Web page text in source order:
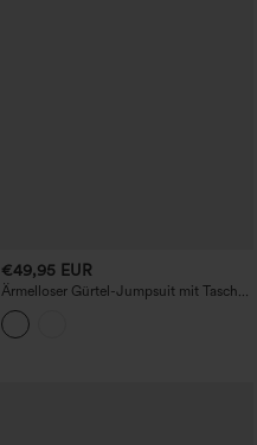
€49,95 EUR
Ärmelloser Gürtel-Jumpsuit mit Taschen
und schmaler Passform für die Arbeit